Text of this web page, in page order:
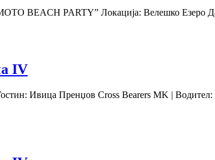
BEACH PARTY” Локација: Велешко Езеро
IV
Ивица Пренџов Cross Bearers MK |